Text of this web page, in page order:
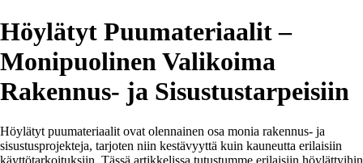
Höylätyt Puumateriaalit –
Monipuolinen Valikoima
Rakennus- ja Sisustustarpeisiin
Höylätyt puumateriaalit ovat olennainen osa monia rakennus- ja
sisustusprojekteja, tarjoten niin kestävyyttä kuin kauneutta erilaisiin
käyttötarkoituksiin. Tässä artikkelissa tutustumme erilaisiin höylättyihin